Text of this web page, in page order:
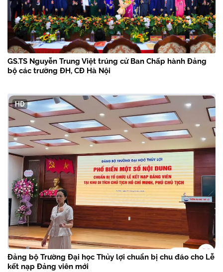
GS.TS Nguyễn Trung Việt trúng cử Ban Chấp hành Đảng
bộ các trường ĐH, CĐ Hà Nội
Đảng bộ Trường Đại học Thủy lợi chuẩn bị chu đáo cho Lễ
kết nạp Đảng viên mới